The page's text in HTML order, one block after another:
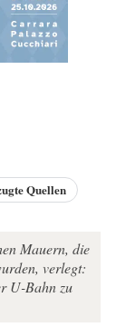
Quellen
Mauern, die
verlegt:
U-Bahn zu